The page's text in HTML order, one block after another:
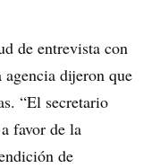
de entrevista con
dijeron que
“El secretario
favor de la
de